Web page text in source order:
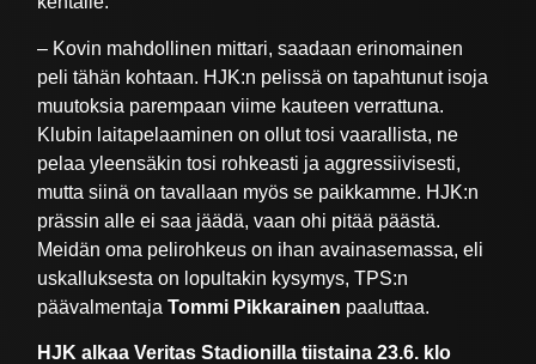
– Kovin mahdollinen mittari, saadaan erinomainen
peli tähän kohtaan. HJK:n pelissä on tapahtunut isoja
muutoksia parempaan viime kauteen verrattuna.
Klubin laitapelaaminen on ollut tosi vaarallista, ne
pelaa yleensäkin tosi rohkeasti ja aggressiivisesti,
mutta siinä on tavallaan myös se paikkamme. HJK:n
prässin alle ei saa jäädä, vaan ohi pitää päästä.
Meidän oma pelirohkeus on ihan avainasemassa, eli
uskalluksesta on lopultakin kysymys, TPS:n
päävalmentajaTommi Pikkarainen paaluttaa.
HJK alkaa Veritas Stadionilla tiistaina 23.6. klo